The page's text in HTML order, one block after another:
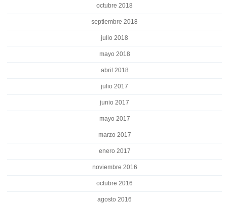
octubre 2018
septiembre 2018
julio 2018
mayo 2018
abril 2018
julio 2017
junio 2017
mayo 2017
marzo 2017
enero 2017
noviembre 2016
octubre 2016
agosto 2016